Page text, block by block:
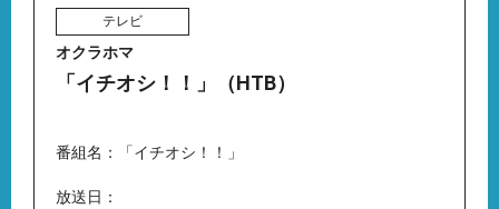
テレビ
オクラホマ
「イチオシ！！」（HTB）
番組名：「イチオシ！！」
放送日：